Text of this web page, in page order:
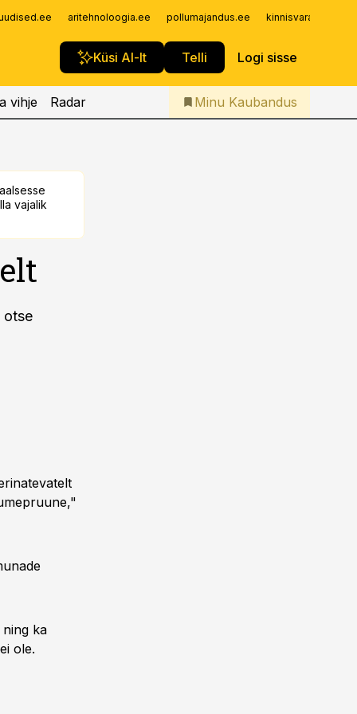
aritehnoloogia.ee pollumajandus.ee
Küsi AI-lt Telli Logi sisse
Iseteenindus
Telli Kaubandus
vihje Radar Minu Kaubandus
vajalik
otse
ka
ole.